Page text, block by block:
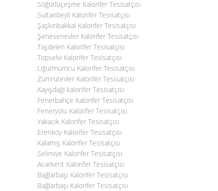
.Söğütlüçeşme Kalorifer Tesisatçısı
.Sultanbeyli Kalorifer Tesisatçısı
.Şaşkınbakkal Kalorifer Tesisatçısı
.Şenesenevler Kalorifer Tesisatçısı
.Taşdelen Kalorifer Tesisatçısı
.Topselvi Kalorifer Tesisatçısı
.Uğurmumcu Kalorifer Tesisatçısı
.Zümrütevler Kalorifer Tesisatçısı
.Kayışdağı kalorifer Tesisatçısı
.Fenerbahçe Kalorifer Tesisatçısı
.Feneryolu Kalorifer Tesisatçısı
.Yakacık Kalorifer Tesisatçısı
.Erenköy Kalorifer Tesisatçısı
.Kalamış Kalorifer Tesisatçısı
.Selimiye Kalorifer Tesisatçısı
.Acarkent Kalorifer Tesisatçısı
.Bağlarbaşı Kalorifer Tesisatçısı
.Bağlarbaşı Kalorifer Tesisatçısı